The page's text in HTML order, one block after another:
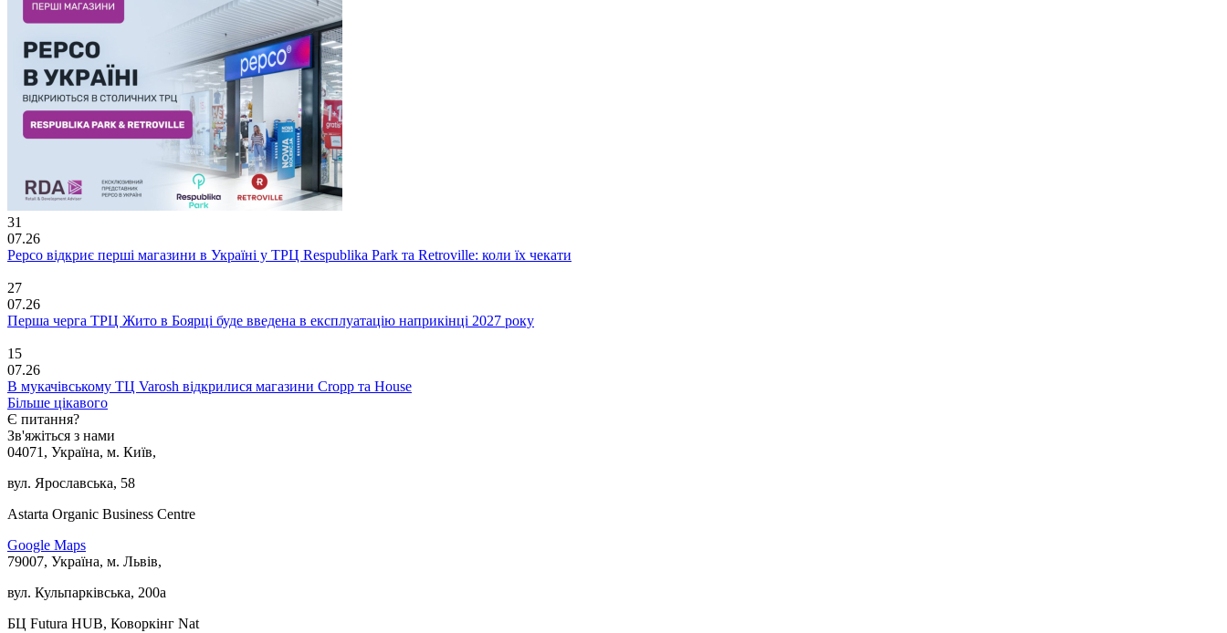
31
07.26
Pepco відкриє перші магазини в Україні у ТРЦ Respublika Park та Retroville: коли їх чекати
27
07.26
Перша черга ТРЦ Жито в Боярці буде введена в експлуатацію наприкінці 2027 року
15
07.26
В мукачівському ТЦ Varosh відкрилися магазини Cropp та House
Більше цікавого
Є питання?
Зв'яжіться з нами
04071, Україна, м. Київ,
вул. Ярославська, 58
Astarta Organic Business Centre
Google Maps
79007, Україна, м. Львів,
вул. Кульпарківська, 200а
БЦ Futura HUB, Коворкінг Nat